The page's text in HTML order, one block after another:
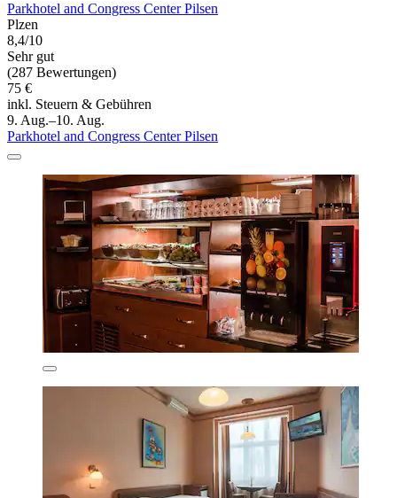
Parkhotel and Congress Center Pilsen
Plzen
8,4/10
Sehr gut
(287 Bewertungen)
75 €
inkl. Steuern & Gebühren
9. Aug.–10. Aug.
Parkhotel and Congress Center Pilsen